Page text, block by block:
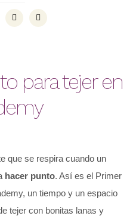
para tejer en
que se respira cuando un
hacer punto. Así es el Primer
un tiempo y un espacio
tejer con bonitas lanas y